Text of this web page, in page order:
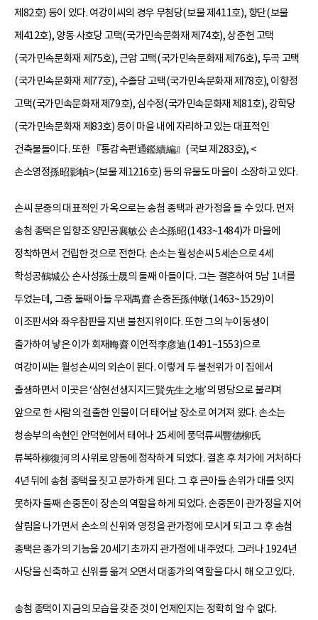
제82호) 등이 있다. 여강이씨의 경우 무첨당(보물 제411호), 향단(보물
제412호), 양동 사호당 고택(국가민속문화재 제74호), 상춘헌 고택
(국가민속문화재 제75호), 근암 고택(국가민속문화재 제76호), 두곡 고택
(국가민속문화재 제77호), 수졸당 고택(국가민속문화재 제78호), 이향정
고택(국가민속문화재 제79호), 심수정(국가민속문화재 제81호), 강학당
(국가민속문화재 제83호) 등이 마을 내에 자리하고 있는 대표적인
건축물들이다. 또한 『통감속편通鑑續編』(국보 제283호), <
손소영정孫昭影幀>(보물 제1216호) 등의 유물도 마을이 소장하고 있다.
손씨 문중의 대표적인 가옥으로는 송첨 종택과 관가정을 들 수 있다. 먼저
송첨 종택은 입향조 양민공襄敏公 손소孫昭(1433~1484)가 마을에
정착하면서 건립한 것으로 전한다. 손소는 월성손씨 5세손으로 4세
학성공鶴城公 손사성孫士晟의 둘째 아들이다. 그는 결혼하여 5남 1녀를
두었는데, 그중 둘째 아들 우재禺齋 손중돈孫仲墩(1463~1529)이
이조판서와 좌우참판을 지낸 불천지위이다. 또한 그의 누이동생이
출가하여 낳은 이가 회재晦齋 이언적李彦迪(1491~1553)으로
여강이씨는 월성손씨의 외손이 된다. 이렇게 두 불천위가 이 집에서
출생하면서 이곳은 ‘삼현선생지지三賢先生之地’의 명당으로 불리며
앞으로 한 사람의 걸출한 인물이 더 태어날 장소로 여겨져 왔다. 손소는
청송부의 속현인 안덕현에서 태어나 25세에 풍덕류씨豐德柳氏
류복하柳復河의 사위로 양동에 정착하게 되었다. 결혼 후 처가에 거처하다
4년 뒤에 송첨 종택을 짓고 분가하게 된다. 그 후 큰아들 손위가 대를 잇지
못하자 둘째 손중돈이 장손의 역할을 하게 되었다. 손중돈이 관가정을 지어
살림을 나가면서 손소의 신위와 영정을 관가정에 모시게 되고 그 후 송첨
종택은 종가의 기능을 20세기 초까지 관가정에 내주었다. 그러나 1924년
사당을 신축하고 신위를 옮겨 오면서 대종가의 역할을 다시 해 오고 있다.
송첨 종택이 지금의 모습을 갖춘 것이 언제인지는 정확히 알 수 없다.